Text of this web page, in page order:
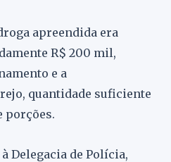
apreendida era
R$ 200 mil,
e a
quantidade suficiente
porções.
Delegacia de Polícia,